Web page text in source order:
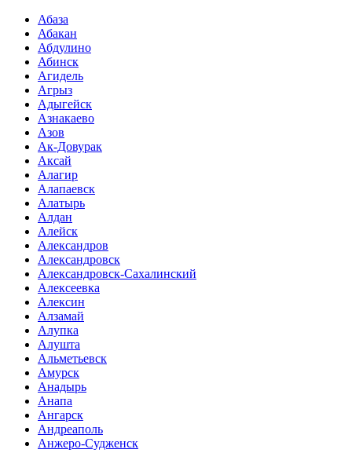
Абаза
Абакан
Абдулино
Абинск
Агидель
Агрыз
Адыгейск
Азнакаево
Азов
Ак-Довурак
Аксай
Алагир
Алапаевск
Алатырь
Алдан
Алейск
Александров
Александровск
Александровск-Сахалинский
Алексеевка
Алексин
Алзамай
Алупка
Алушта
Альметьевск
Амурск
Анадырь
Анапа
Ангарск
Андреаполь
Анжеро-Судженск